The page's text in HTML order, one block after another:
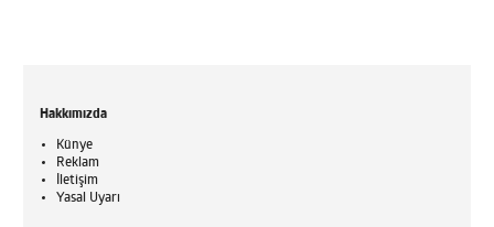
Hakkımızda
Künye
Reklam
İletişim
Yasal Uyarı